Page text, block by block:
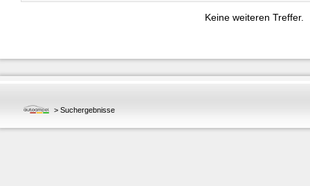
Keine weiteren Treffer.
> Suchergebnisse